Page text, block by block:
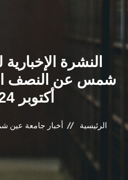
النشرة
شمس عن النصف
أكتوبر 2024
الرئيسية أخبار جامعة عين